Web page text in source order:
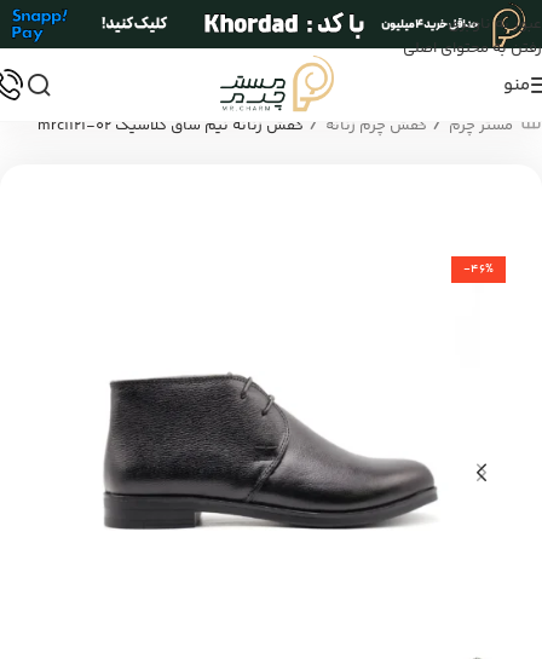
عبور به ناوبری
رفتن به محتوای اصلی
منو
مستر چرم / کفش چرم زنانه / کفش زنانه نیم ساق کلاسیک mrc1121-02
-46%